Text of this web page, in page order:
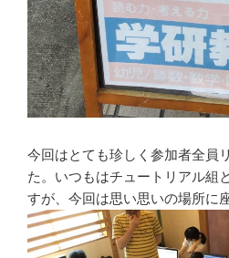
今回はとても珍しく参加者全員
た。いつもはチュートリアル組
すが、今回は思い思いの場所に